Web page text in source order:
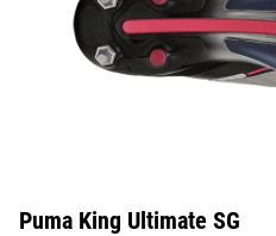
Puma King Ultimate SG